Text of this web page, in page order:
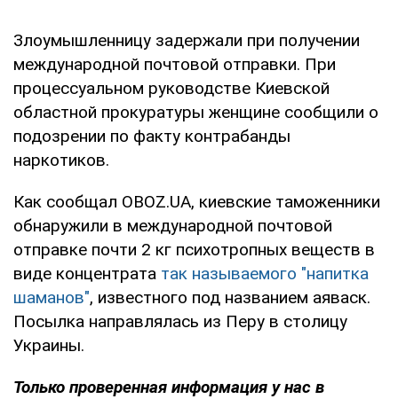
Злоумышленницу задержали при получении
международной почтовой отправки. При
процессуальном руководстве Киевской
областной прокуратуры женщине сообщили о
подозрении по факту контрабанды
наркотиков.
Как сообщал OBOZ.UA, киевские таможенники
обнаружили в международной почтовой
отправке почти 2 кг психотропных веществ в
виде концентрата так называемого "напитка
шаманов", известного под названием аяваск.
Посылка направлялась из Перу в столицу
Украины.
Только проверенная информация у нас в